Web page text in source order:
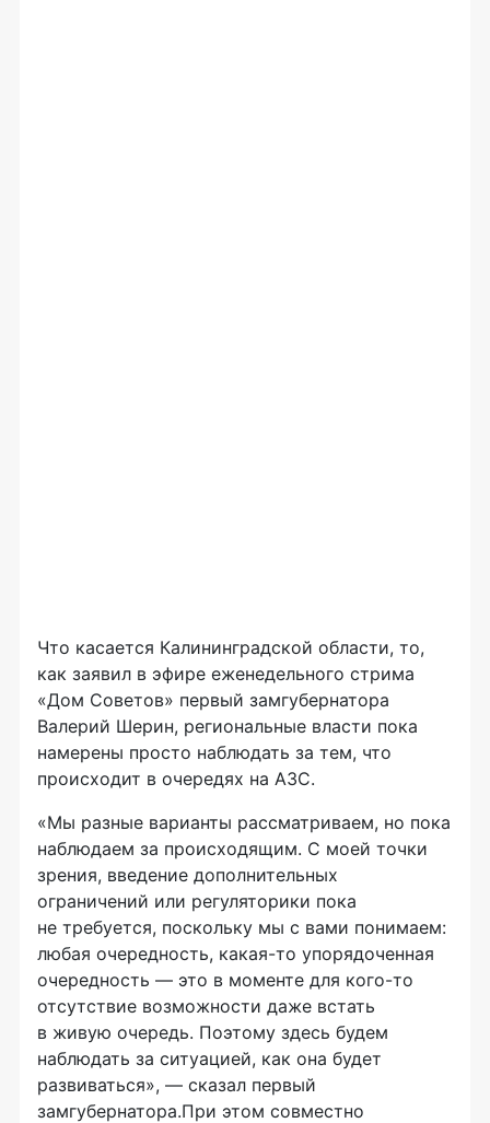
Что касается Калининградской области, то,
как заявил в эфире еженедельного стрима
«Дом Советов» первый замгубернатора
Валерий Шерин, региональные власти пока
намерены просто наблюдать за тем, что
происходит в очередях на АЗС.
«Мы разные варианты рассматриваем, но пока
наблюдаем за происходящим. С моей точки
зрения, введение дополнительных
ограничений или регуляторики пока
не требуется, поскольку мы с вами понимаем:
любая очередность, какая-то упорядоченная
очередность — это в моменте для кого-то
отсутствие возможности даже встать
в живую очередь. Поэтому здесь будем
наблюдать за ситуацией, как она будет
развиваться», — сказал первый
замгубернатора.При этом совместно